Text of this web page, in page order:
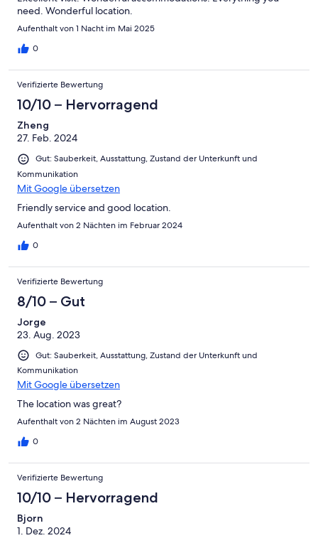
need. Wonderful location.
Aufenthalt von 1 Nacht im Mai 2025
0
Verifizierte Bewertung
10/10 – Hervorragend
Zheng
27. Feb. 2024
Gut: Sauberkeit, Ausstattung, Zustand der Unterkunft und
Kommunikation
Mit Google übersetzen
Friendly service and good location.
Aufenthalt von 2 Nächten im Februar 2024
0
Verifizierte Bewertung
8/10 – Gut
Jorge
23. Aug. 2023
Gut: Sauberkeit, Ausstattung, Zustand der Unterkunft und
Kommunikation
Mit Google übersetzen
The location was great?
Aufenthalt von 2 Nächten im August 2023
0
Verifizierte Bewertung
10/10 – Hervorragend
Bjorn
1. Dez. 2024